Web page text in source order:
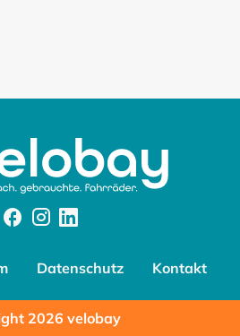
FacebookInstagram
Datenschutz Kontakt
2026 velobay